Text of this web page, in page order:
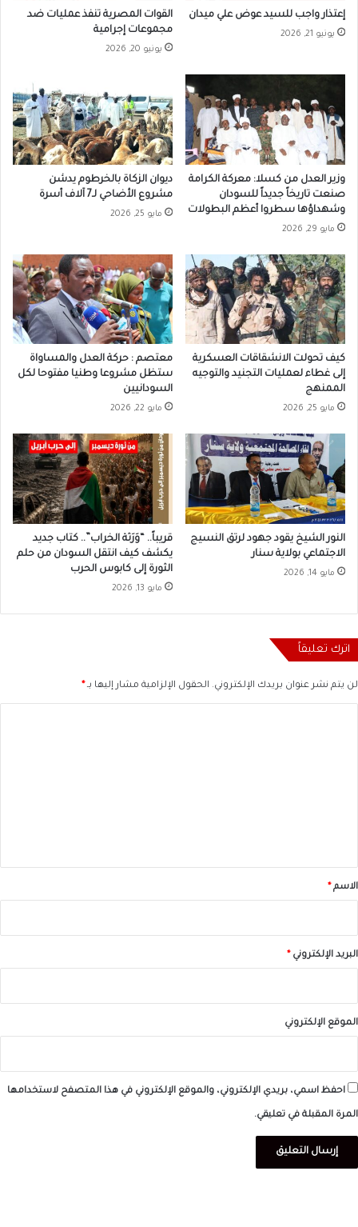
إعتذار واجب للسيد عوض علي ميدان
يونيو 21, 2026
القوات المصرية تنفذ عمليات ضد
مجموعات إجرامية
يونيو 20, 2026
وزير العدل من كسلا: معركة الكرامة
صنعت تاريخاً جديداً للسودان
وشهداؤها سطروا أعظم البطولات
مايو 29, 2026
ديوان الزكاة بالخرطوم يدشن
مشروع الأضاحي لـ7 آلاف أسرة
مايو 25, 2026
كيف تحولت الانشقاقات العسكرية
إلى غطاء لعمليات التجنيد والتوجيه
الممنهج
مايو 25, 2026
معتصم : حركة العدل والمساواة
ستظل مشروعا وطنيا مفتوحا لكل
السودانيين
مايو 22, 2026
النور الشيخ يقود جهود لرتق النسيج
الاجتماعي بولاية سنار
مايو 14, 2026
قريباً.. “وَرَثة الخراب”.. كتاب جديد
يكشف كيف انتقل السودان من حلم
الثورة إلى كابوس الحرب
مايو 13, 2026
اترك تعليقاً
لن يتم نشر عنوان بريدك الإلكتروني. الحقول الإلزامية مشار إليها بـ *
*الاسم *
البريد الإلكتروني *
الموقع الإلكتروني
احفظ اسمي، بريدي الإلكتروني، والموقع الإلكتروني في هذا المتصفح لاستخدامها
المرة المقبلة في تعليقي.